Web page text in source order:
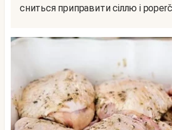
сниться приправити сіллю і